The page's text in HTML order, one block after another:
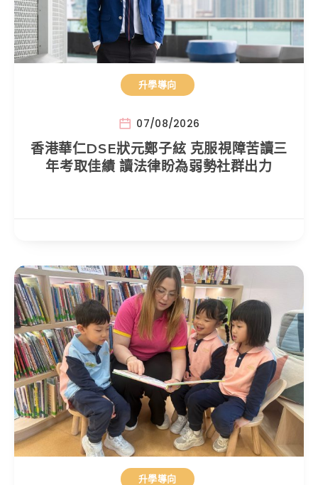
升學導向
07/08/2026
香港華仁DSE狀元鄭子絃 克服視障苦讀三
年考取佳績 讀法律盼為弱勢社群出力
升學導向